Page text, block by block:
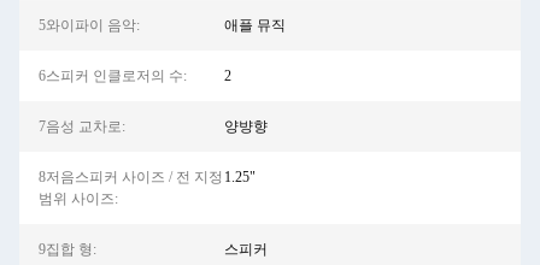
5와이파이 음악: 애플 뮤직
6스피커 인클로저의 수: 2
7음성 교차로: 양뱡향
8저음스피커 사이즈 / 전 지정
범위 사이즈:
1.25"
9집합 형: 스피커